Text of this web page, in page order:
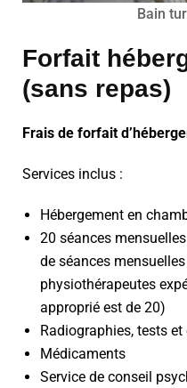
Bain
Forfait
(sans repas)
Frais de forfait
Services inclus :
Hébergement en
20 séances
de séances
physiothérapeutes
approprié est de 20)
Radiographies, tests
Médicaments
Service de conseil